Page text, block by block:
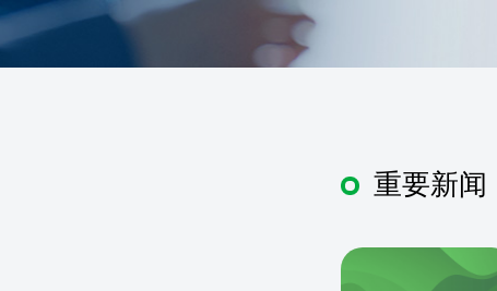
重要新闻